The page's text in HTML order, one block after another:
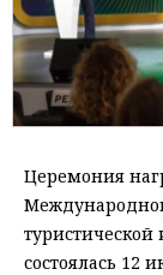
Церемония
состоялась 12